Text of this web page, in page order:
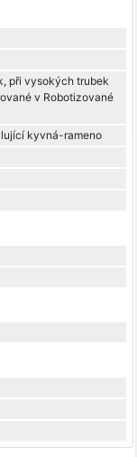
při vysokých trubek
v Robotizované
kyvná-rameno